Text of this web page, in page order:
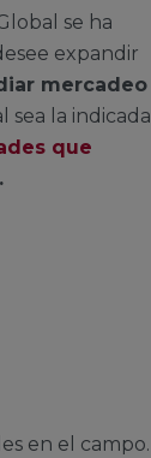
se ha
expandir
mercadeo
sea la indicada
que
.
en el campo.